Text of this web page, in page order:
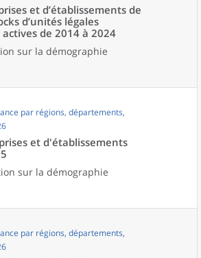
et d’établissements de
d’unités légales
de 2014 à 2024
sur la démographie
par régions, départements,
et d'établissements
sur la démographie
par régions, départements,